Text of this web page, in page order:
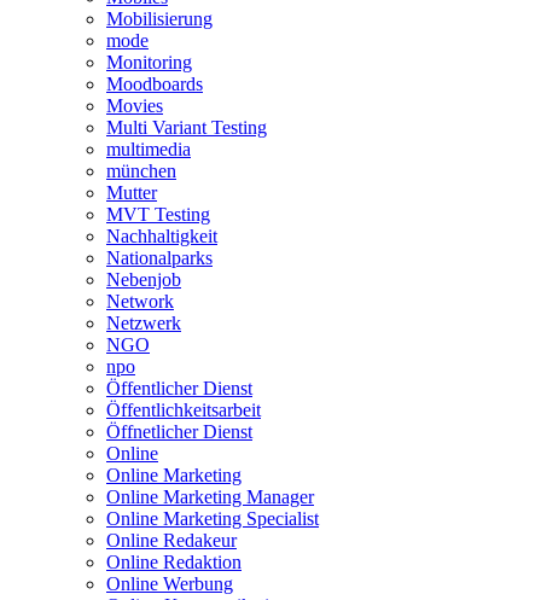
Mobilisierung
mode
Monitoring
Moodboards
Movies
Multi Variant Testing
multimedia
münchen
Mutter
MVT Testing
Nachhaltigkeit
Nationalparks
Nebenjob
Network
Netzwerk
NGO
npo
Öffentlicher Dienst
Öffentlichkeitsarbeit
Öffnetlicher Dienst
Online
Online Marketing
Online Marketing Manager
Online Marketing Specialist
Online Redakeur
Online Redaktion
Online Werbung